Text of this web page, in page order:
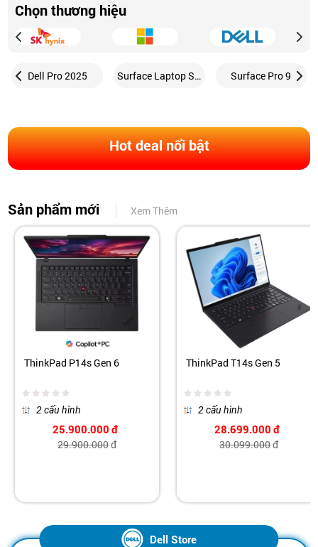
Chọn thương hiệu
Dell Pro 2025 Surface Laptop Studio Surface Pro 9
Hot deal nổi bật
Sản phẩm mới Xem Thêm
ThinkPad P14s Gen 6
2 cấu hình
25.900.000 đ
29.900.000đ
ThinkPad T14s Gen 5
2 cấu hình
28.699.000 đ
30.099.000đ
Dell Store